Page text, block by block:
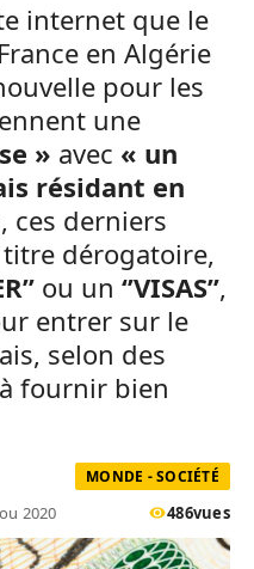
internet que le
en Algérie
pour les
une
» avec « un
résidant en
ces derniers
dérogatoire,
ou un ‘’VISAS’’,
entrer sur le
selon des
fournir bien
MONDE - SOCIÉTÉ
2020 486vues